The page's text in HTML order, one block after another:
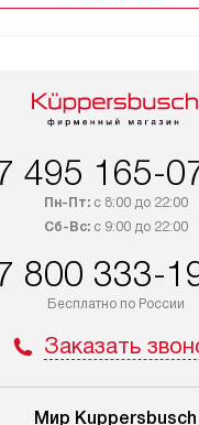
495 165-
Пн-Пт:с 8:00 до 22:00
Сб-Вс:с 9:00 до 22:00
800 333-
Бесплатно по России
Заказать
Мир Kuppersbusch